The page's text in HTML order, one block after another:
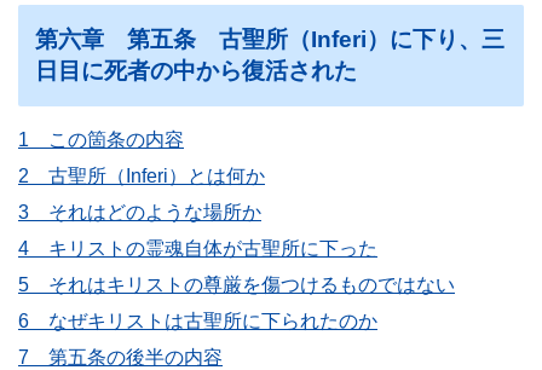
第六章 第五条 古聖所（Inferi）に下り、三
日目に死者の中から復活された
1 この箇条の内容
2 古聖所（Inferi）とは何か
3 それはどのような場所か
4 キリストの霊魂自体が古聖所に下った
5 それはキリストの尊厳を傷つけるものではない
6 なぜキリストは古聖所に下られたのか
7 第五条の後半の内容